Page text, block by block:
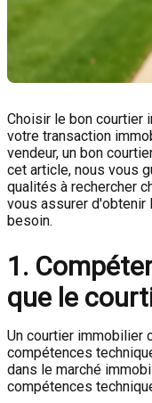
Choisir le bon courtier
votre transaction
vendeur, un bon
cet article, nous vous
qualités à rechercher
vous assurer
besoin.
1.
que le
Un courtier immobilier
compétences
dans le marché
compétences